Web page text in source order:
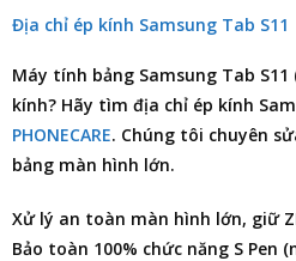
Địa chỉ ép kính Samsung Tab S11
Máy tính bảng Samsung Tab
kính? Hãy tìm địa chỉ ép kính
PHONECARE. Chúng tôi chuyên
bảng màn hình lớn.
Xử lý an toàn màn hình lớn, giữ
Bảo toàn 100% chức năng S Pen